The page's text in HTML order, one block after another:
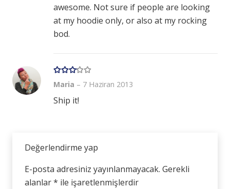
awesome. Not sure if people are looking
at my hoodie only, or also at my rocking
bod.
Maria – 7 Haziran 2013
Ship it!
Değerlendirme yap
E-posta adresiniz yayınlanmayacak. Gerekli
alanlar* ile işaretlenmişlerdir